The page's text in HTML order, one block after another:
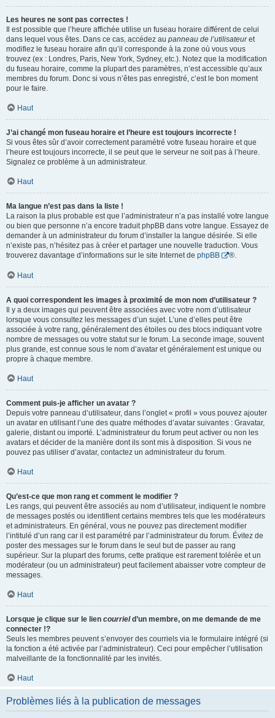
Les heures ne sont pas correctes !
Il est possible que l’heure affichée utilise un fuseau horaire différent de celui
dans lequel vous êtes. Dans ce cas, accédez au panneau de l’utilisateuret
modifiez le fuseau horaire afin qu’il corresponde à la zone où vous vous
trouvez (ex : Londres, Paris, New York, Sydney, etc.). Notez que la modification
du fuseau horaire, comme la plupart des paramètres, n’est accessible qu’aux
membres du forum. Donc si vous n’êtes pas enregistré, c’est le bon moment
pour le faire.
Haut
J’ai changé mon fuseau horaire et l’heure est toujours incorrecte !
Si vous êtes sûr d’avoir correctement paramétré votre fuseau horaire et que
l’heure est toujours incorrecte, il se peut que le serveur ne soit pas à l’heure.
Signalez ce problème à un administrateur.
Haut
Ma langue n’est pas dans la liste !
La raison la plus probable est que l’administrateur n’a pas installé votre langue
ou bien que personne n’a encore traduit phpBB dans votre langue. Essayez de
demander à un administrateur du forum d’installer la langue désirée. Si elle
n’existe pas, n’hésitez pas à créer et partager une nouvelle traduction. Vous
trouverez davantage d’informations sur le site Internet de phpBB ®.
Haut
A quoi correspondent les images à proximité de mon nom d’utilisateur ?
Il y a deux images qui peuvent être associées avec votre nom d’utilisateur
lorsque vous consultez les messages d’un sujet. L’une d’elles peut être
associée à votre rang, généralement des étoiles ou des blocs indiquant votre
nombre de messages ou votre statut sur le forum. La seconde image, souvent
plus grande, est connue sous le nom d’avatar et généralement est unique ou
propre à chaque membre.
Haut
Comment puis-je afficher un avatar ?
Depuis votre panneau d’utilisateur, dans l’onglet « profil » vous pouvez ajouter
un avatar en utilisant l’une des quatre méthodes d’avatar suivantes : Gravatar,
galerie, distant ou importé. L’administrateur du forum peut activer ou non les
avatars et décider de la manière dont ils sont mis à disposition. Si vous ne
pouvez pas utiliser d’avatar, contactez un administrateur du forum.
Haut
Qu’est-ce que mon rang et comment le modifier ?
Les rangs, qui peuvent être associés au nom d’utilisateur, indiquent le nombre
de messages postés ou identifient certains membres tels que les modérateurs
et administrateurs. En général, vous ne pouvez pas directement modifier
l’intitulé d’un rang car il est paramétré par l’administrateur du forum. Évitez de
poster des messages sur le forum dans le seul but de passer au rang
supérieur. Sur la plupart des forums, cette pratique est rarement tolérée et un
modérateur (ou un administrateur) peut facilement abaisser votre compteur de
messages.
Haut
Lorsque je clique sur le lien courrield’un membre, on me demande de me
connecter !?
Seuls les membres peuvent s’envoyer des courriels via le formulaire intégré (si
la fonction a été activée par l’administrateur). Ceci pour empêcher l’utilisation
malveillante de la fonctionnalité par les invités.
Haut
Problèmes liés à la publication de messages